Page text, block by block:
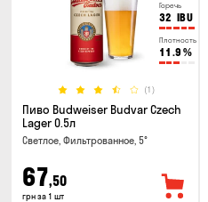
Горечь
32 IBU
Плотность
11.9 %
(1)
Пиво Budweiser Budvar Czech
Lager 0.5л
Светлое, Фильтрованное, 5°
67,50
грн за 1 шт